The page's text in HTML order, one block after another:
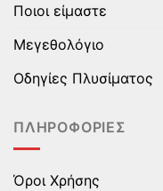
μπορούν
επιλεγούν
στη
σελίδα
προϊόντος
Ποιοι είμαστε
Μεγεθολόγιο
Οδηγίες Πλυσίματος
ΠΛΗΡΟΦΟΡΊΕΣ
Όροι Χρήσης